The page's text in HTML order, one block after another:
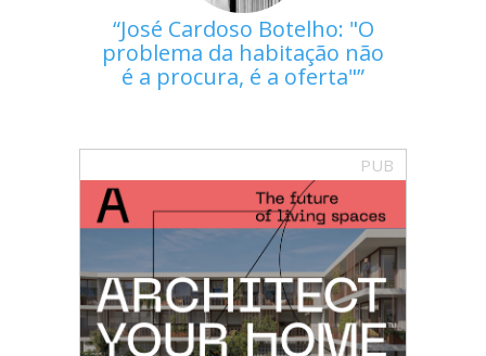
José Cardoso Botelho: "O
problema da habitação não
é a procura, é a oferta"
PUB